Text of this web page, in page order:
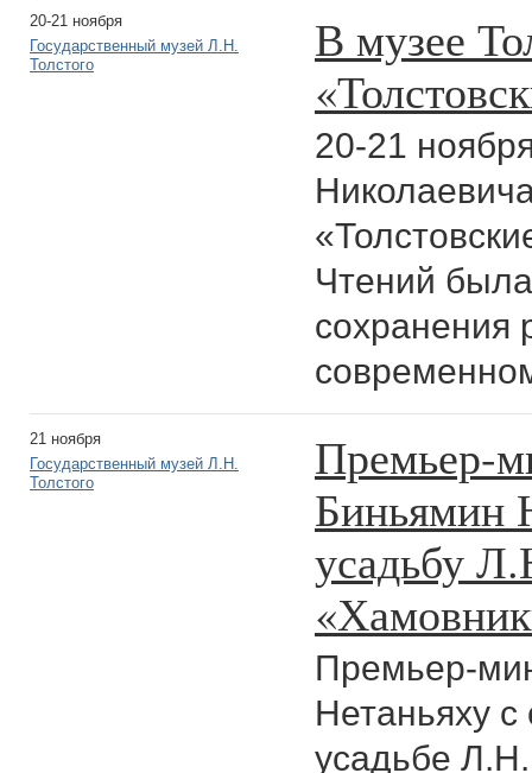
20-21 ноября
Государственный музей Л.Н.
Толстого
В музее
20-21
Чтений
сохранения
21 ноября
Государственный музей Л.Н.
Толстого
Премьер-
Биньямин
усадьбу
Премьер-
Нетаньяху
усадьбе